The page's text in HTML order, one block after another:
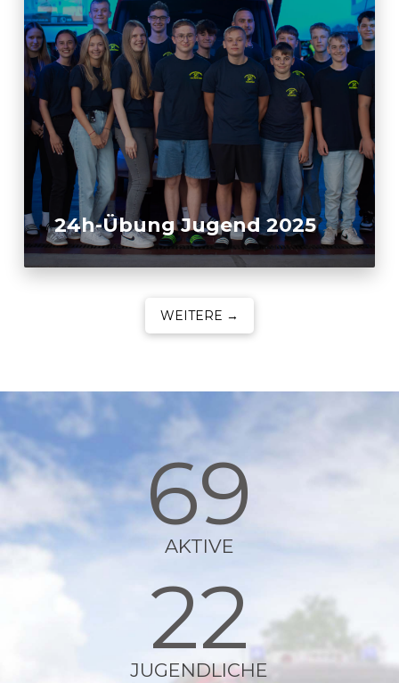
24h-Übung Jugend 2025
WEITERE →
69
AKTIVE
22
JUGENDLICHE